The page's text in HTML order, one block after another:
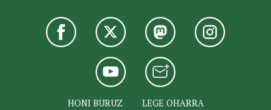
HONI BURUZ
LEGE OHARRA